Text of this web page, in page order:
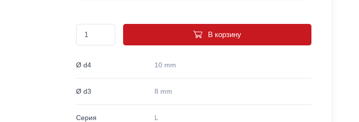
В корзину
Ø d4 10 mm
Ø d3 8 mm
Серия L